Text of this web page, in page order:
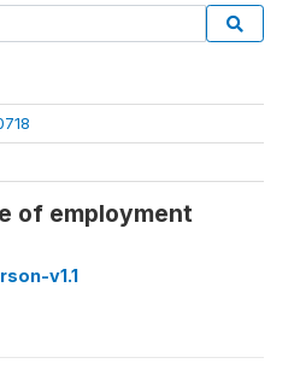
of employment
v1.1